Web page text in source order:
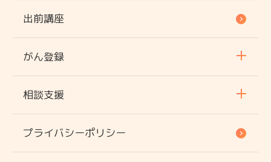
出前講座
がん登録
相談支援
プライバシーポリシー